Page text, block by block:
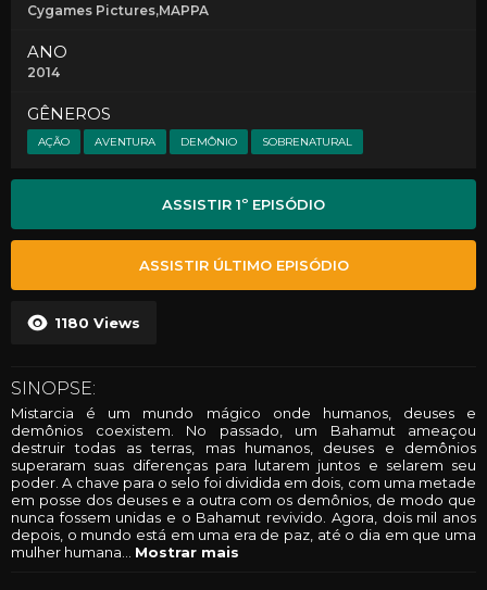
Cygames Pictures,MAPPA
ANO
2014
GÊNEROS
AÇÃO AVENTURA DEMÔNIO SOBRENATURAL
1180 Views
ASSISTIR 1º EPISÓDIO
ASSISTIR ÚLTIMO EPISÓDIO
SINOPSE:
Mistarcia é um mundo mágico onde humanos, deuses e
demônios coexistem. No passado, um Bahamut ameaçou
destruir todas as terras, mas humanos, deuses e demônios
superaram suas diferenças para lutarem juntos e selarem seu
poder. A chave para o selo foi dividida em dois, com uma metade
em posse dos deuses e a outra com os demônios, de modo que
nunca fossem unidas e o Bahamut revivido. Agora, dois mil anos
depois, o mundo está em uma era de paz, até o dia em que uma
mulher humana
Mostrar mais